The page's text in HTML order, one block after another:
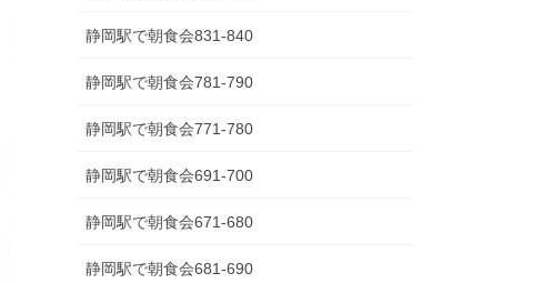
静岡駅で朝食会831-840
静岡駅で朝食会781-790
静岡駅で朝食会771-780
静岡駅で朝食会691-700
静岡駅で朝食会671-680
静岡駅で朝食会681-690